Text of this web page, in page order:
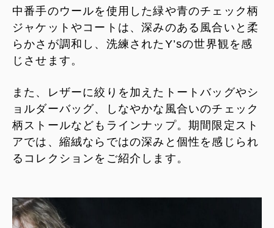
中番手のウールを使用した緑や青のチェック柄
ジャケットやコートは、深みのある風合いと柔
らかさが調和し、洗練されたY’sの世界観を感
じさせます。
また、レザーに絞りを加えたトートバッグやシ
ョルダーバッグ、しなやかな風合いのチェック
柄ストールなどもラインナップ。期間限定スト
アでは、縮絨ならではの深みと個性を感じられ
るコレクションをご紹介します。